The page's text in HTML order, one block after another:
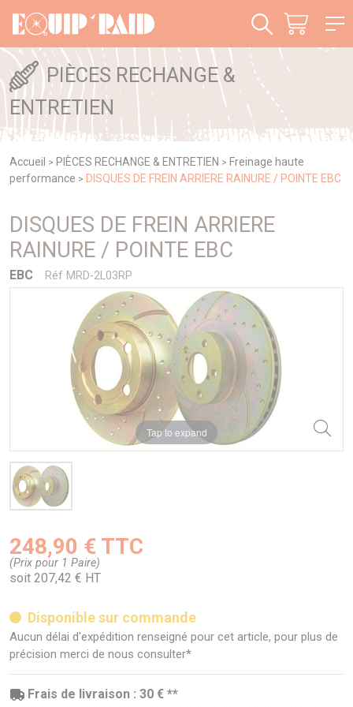
PIÈCES RECHANGE &
ENTRETIEN
Accueil > PIÈCES RECHANGE & ENTRETIEN > Freinage haute
performance > DISQUES DE FREIN ARRIERE RAINURE / POINTE EBC
DISQUES DE FREIN ARRIERE
RAINURE / POINTE EBC
EBC Réf MRD-2L03RP
Tap to expand
248,90 € TTC
(Prix pour 1 Paire)
soit 207,42 € HT
Disponible sur commande
Aucun délai d'expédition renseigné pour cet article, pour plus de
précision merci de nous consulter*
Frais de livraison : 30 € **
Panneau de gestion des cookies